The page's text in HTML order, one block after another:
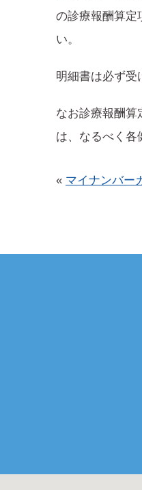
の診療報酬算定
い。
明細書は必ず受
なお診療報酬算
は、なるべく各
« マイナンバー